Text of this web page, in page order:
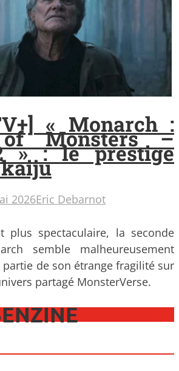
« Monarch :
of Monsters –
» : le prestige
2026Eric Debarnot
plus spectaculaire, la seconde
semble malheureusement
de son étrange fragilité sur
partagé MonsterVerse.